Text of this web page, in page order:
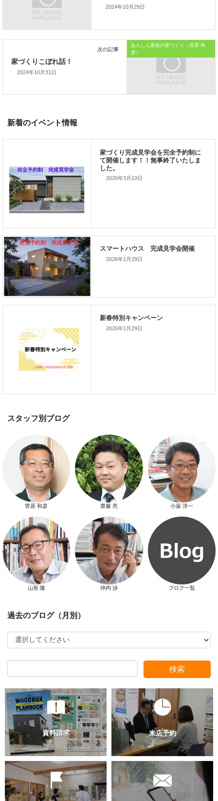
「家づくりを通じて、
前の記事
家づくりこぼれ話！
2024年10月29日
あんしん家族の家づくり（菅原 和
彦）
家づくりこぼれ話！
2024年10月31日
新着のイベント情報
2026年3月19日
スマートハウス 完成見学会開催
2026年1月29日
新春特別キャンペーン
2026年1月29日
スタッフ別ブログ
菅原 和彦 齋藤 亮 小薬 淳一
山形 隆 仲内 渉 ブログ一覧
検索